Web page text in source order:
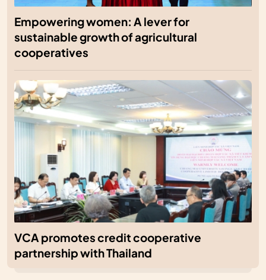
Empowering women: A lever for
sustainable growth of agricultural
cooperatives
VCA promotes credit cooperative
partnership with Thailand